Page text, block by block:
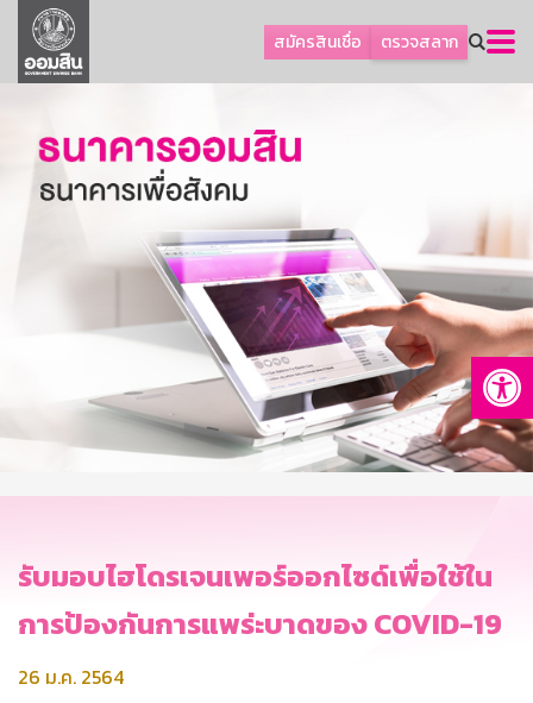
สมัครสินเชื่อ ตรวจสลาก
ลูกค้าธุรกิจ
ลูกค้าผู้ประกอบรายย่อย
ออมเพื่อสุข
เกี่ยวกับธนาคาร
การพัฒนาที่ยั่งยืน
บริการทางการเงิน
ติดต่อเรา
บริการออนไลน์
TH
EN
รับมอบไฮโดรเจนเพอร์ออกไซด์เพื่อใช้ใน
การป้องกันการแพร่ะบาดของ COVID-19
26 ม.ค. 2564